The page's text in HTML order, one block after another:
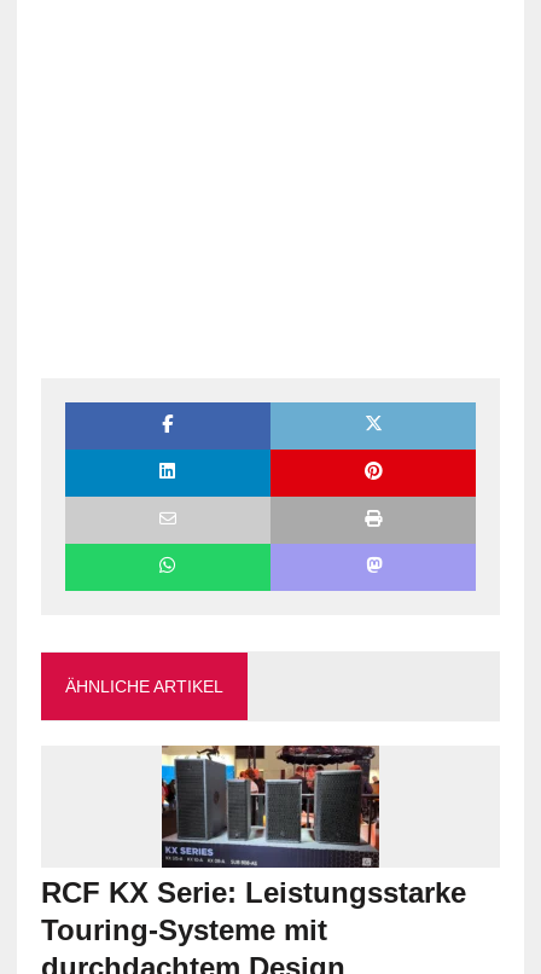
ÄHNLICHE ARTIKEL
RCF KX Serie: Leistungsstarke
Touring-Systeme mit